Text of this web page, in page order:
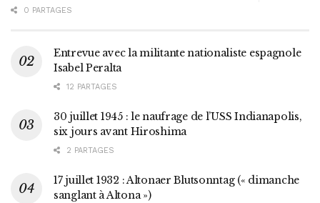
0 PARTAGES
Entrevue avec la militante nationaliste espagnole
Isabel Peralta
12 PARTAGES
30 juillet 1945 : le naufrage de l’USS Indianapolis,
six jours avant Hiroshima
2 PARTAGES
17 juillet 1932 : Altonaer Blutsonntag (« dimanche
sanglant à Altona »)